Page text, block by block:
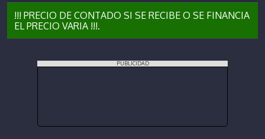
!!! PRECIO DE CONTADO SI SE RECIBE O SE FINANCIA
EL PRECIO VARIA !!!.
PUBLICIDAD